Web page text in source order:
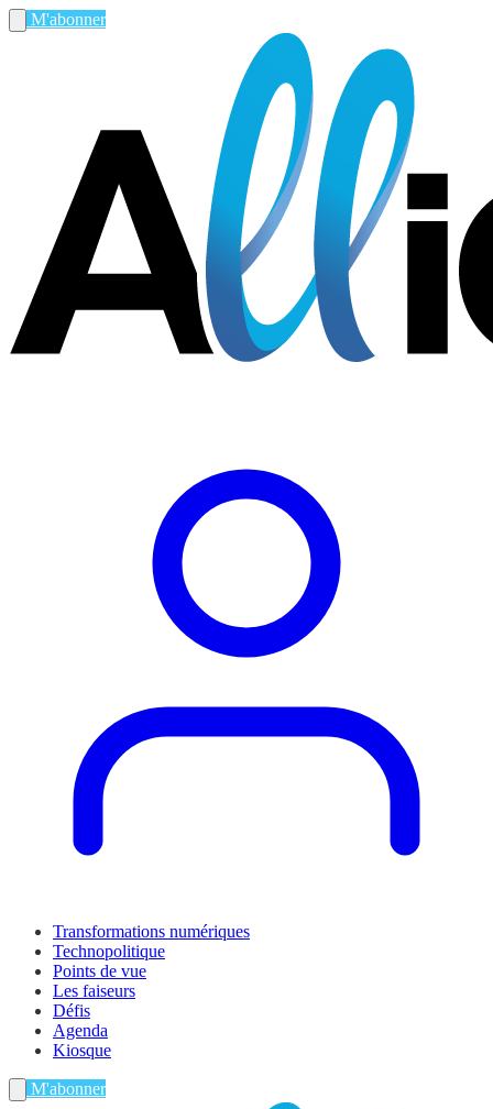
M'abonner
Transformations numériques
Technopolitique
Points de vue
Les faiseurs
Défis
Agenda
Kiosque
M'abonner